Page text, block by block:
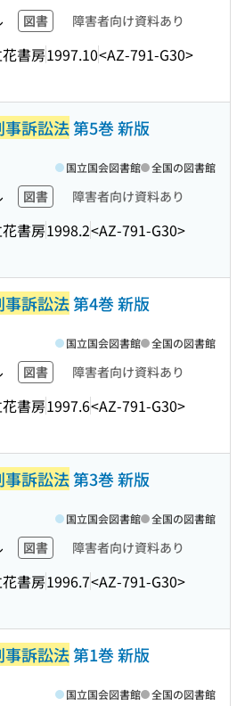
図書 障害者向け資料あり
書房1997.10<AZ-791-G30>
事訴訟法第5巻 新版
図書 障害者向け資料あり
書房1998.2<AZ-791-G30>
国立国会図書館 全国の図書館
事訴訟法第4巻 新版
図書 障害者向け資料あり
書房1997.6<AZ-791-G30>
国立国会図書館 全国の図書館
事訴訟法第3巻 新版
図書 障害者向け資料あり
書房1996.7<AZ-791-G30>
国立国会図書館 全国の図書館
事訴訟法第1巻 新版
国立国会図書館 全国の図書館